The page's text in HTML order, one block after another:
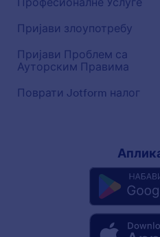
Пријави злоупотребу
Пријави Проблем са
Ауторским Правима
Поврати Jotform налог